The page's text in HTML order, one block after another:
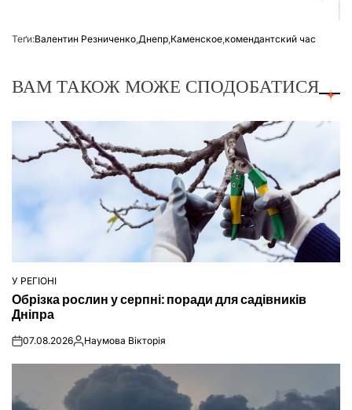
Теґи:Валентин Резниченко Днепр Каменское комендантский час
ВАМ ТАКОЖ МОЖЕ СПОДОБАТИСЯ
ОПУБЛІКУВАТИ
У
У РЕГІОНІ
Обрізка рослин у серпні: поради для садівників
Дніпра
on07.08.2026Опубліковано
Наумова Вікторія